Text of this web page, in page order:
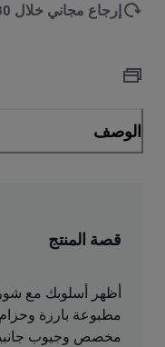
إرجاع مجاني خلال 30 يومًا
الوصف
قصة المنتج
مطبوعة بارزة
مخصص وجيوب جانبية